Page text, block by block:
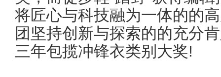
将匠心与科技融为一体的的
团坚持创新与探索的的充分
三年包揽冲锋衣类别大奖!